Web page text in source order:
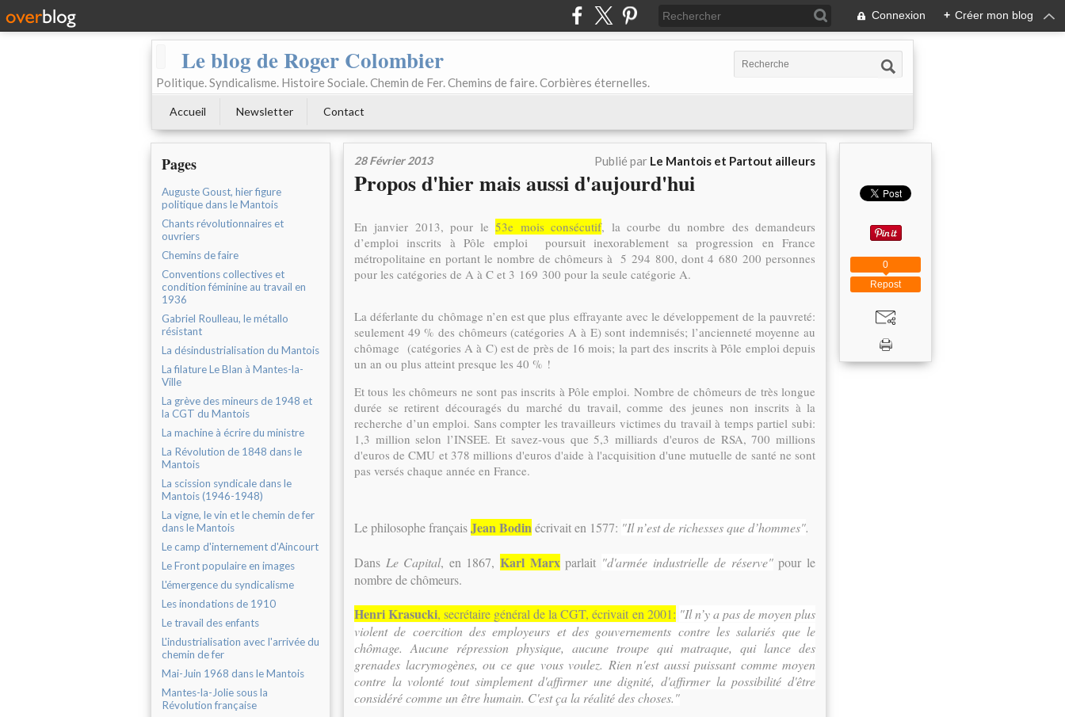
Connexion + Créer mon blog
Le blog de Roger Colombier
Politique. Syndicalisme. Histoire Sociale. Chemin de Fer. Chemins de faire. Corbières éternelles.
Accueil Newsletter Contact
Pages
Auguste Goust, hier figure
politique dans le Mantois
Chants révolutionnaires et
ouvriers
Chemins de faire
Conventions collectives et
condition féminine au travail en
1936
Gabriel Roulleau, le métallo
résistant
La désindustrialisation du Mantois
La filature Le Blan à Mantes-la-
Ville
La grève des mineurs de 1948 et
la CGT du Mantois
La machine à écrire du ministre
La Révolution de 1848 dans le
Mantois
La scission syndicale dans le
Mantois (1946-1948)
La vigne, le vin et le chemin de fer
dans le Mantois
Le camp d'internement d'Aincourt
Le Front populaire en images
L'émergence du syndicalisme
Les inondations de 1910
Le travail des enfants
L'industrialisation avec l'arrivée du
chemin de fer
Mai-Juin 1968 dans le Mantois
Mantes-la-Jolie sous la
Révolution française
28 Février 2013 Publié par Le Mantois et Partout ailleurs
Propos d'hier mais aussi d'aujourd'hui
En janvier 2013, pour le53e mois consécutif, la courbe du nombre des demandeurs
d’emploi inscrits à Pôle emploi
poursuit inexorablement sa progression en France
métropolitaine en portant le nombre de chômeurs à 5 294 800, dont 4 680 200 personnes
pour les catégories de A à C et 3 169 300 pour la seule catégorie A.
La déferlante du chômage n’en est que plus effrayante avec le développement de la pauvreté:
seulement 49 % des chômeurs (catégories A à E) sont indemnisés; l’ancienneté moyenne au
chômage (catégories A à C) est de près de 16 mois; la part des inscrits à Pôle emploi depuis
un an ou plus atteint presque les 40 % !
Et tous les chômeurs ne sont pas inscrits à Pôle emploi. Nombre de chômeurs de très longue
durée se retirent découragés du marché du travail, comme des jeunes non inscrits à la
recherche d’un emploi. Sans compter les travailleurs victimes du travail à temps partiel subi:
1,3 million selon l’INSEE. Et savez-vous que 5,3 milliards d'euros de RSA, 700 millions
d'euros de CMU et 378 millions d'euros d'aide à l'acquisition d'une mutuelle de santé ne sont
pas versés chaque année en France.
Le philosophe françaisJean Bodinécrivait en 1577: "Il n’est de richesses que d’hommes".
Dans Le Capital, en 1867,Karl Marxparlait "d'armée industrielle de réserve"pour le
nombre de chômeurs.
Henri Krasucki, secrétaire général de la CGT, écrivait en 2001: "Il n’y a pas de moyen plus
violent de coercition des employeurs et des gouvernements contre les salariés que le
chômage. Aucune répression physique, aucune troupe qui matraque, qui lance des
grenades lacrymogènes, ou ce que vous voulez. Rien n'est aussi puissant comme moyen
contre la volonté tout simplement d'affirmer une dignité, d'affirmer la possibilité d'être
considéré comme un être humain. C'est ça la réalité des choses."
Repost
0